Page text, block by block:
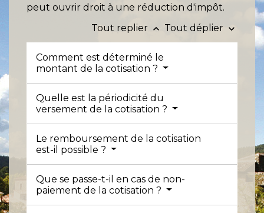
peut ouvrir droit à une réduction d'impôt.
Tout replier keyboard_arrow_up Tout déplier keyboard_arrow_down
Comment est déterminé le
montant de la cotisation ?
Quelle est la périodicité du
versement de la cotisation ?
Le remboursement de la cotisation
est-il possible ?
Que se passe-t-il en cas de non-
paiement de la cotisation ?